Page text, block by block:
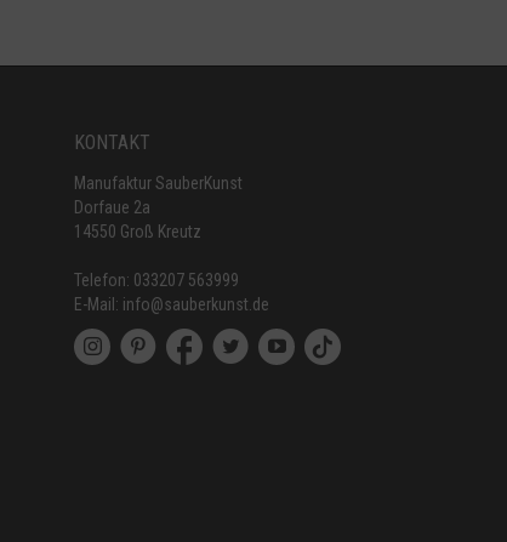
KONTAKT
Manufaktur SauberKunst
Dorfaue 2a
14550 Groß Kreutz
Telefon: 033207 563999
E-Mail: info@sauberkunst.de